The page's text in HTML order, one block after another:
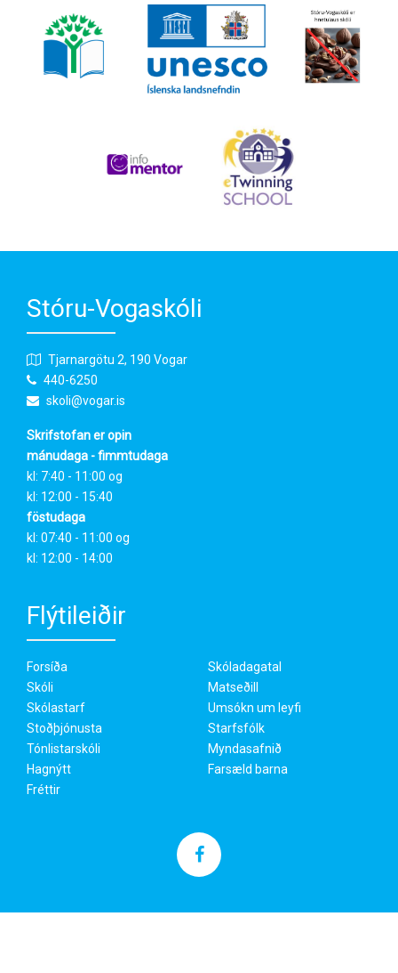
Stóru-Vogaskóli
Tjarnargötu 2, 190 Vogar
440-6250
skoli@vogar.is
Skrifstofan er opin
mánudaga - fimmtudaga
kl: 7:40 - 11:00 og
kl: 12:00 - 15:40
föstudaga
kl: 07:40 - 11:00 og
kl: 12:00 - 14:00
Flýtileiðir
Forsíða
Skóli
Skólastarf
Stoðþjónusta
Tónlistarskóli
Hagnýtt
Fréttir
Skóladagatal
Matseðill
Umsókn um leyfi
Starfsfólk
Myndasafnið
Farsæld barna